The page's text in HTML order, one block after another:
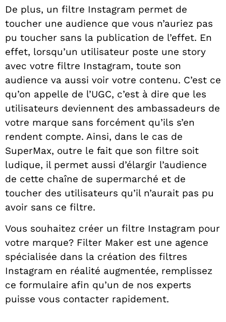
De plus, un filtre Instagram permet de
toucher une audience que vous n’auriez pas
pu toucher sans la publication de l’effet. En
effet, lorsqu’un utilisateur poste une story
avec votre filtre Instagram, toute son
audience va aussi voir votre contenu. C’est ce
qu’on appelle de l’UGC, c’est à dire que les
utilisateurs deviennent des ambassadeurs de
votre marque sans forcément qu’ils s’en
rendent compte. Ainsi, dans le cas de
SuperMax, outre le fait que son filtre soit
ludique, il permet aussi d’élargir l’audience
de cette chaîne de supermarché et de
toucher des utilisateurs qu’il n’aurait pas pu
avoir sans ce filtre.
Vous souhaitez créer un filtre Instagram pour
votre marque? Filter Maker est une agence
spécialisée dans la création des filtres
Instagram en réalité augmentée, remplissez
ce formulaire afin qu’un de nos experts
puisse vous contacter rapidement.